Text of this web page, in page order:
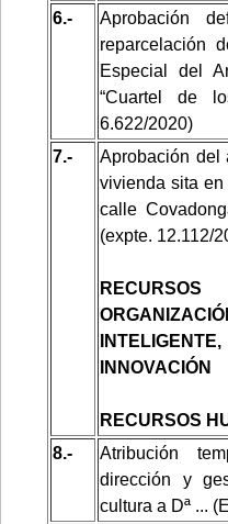
6.-
Aprobación
reparcelación
Especial del
“Cuartel de
6.622/2020)
7.-
Aprobación del
vivienda sita
calle
(expte. 12.112/
INNOVACIÓN
RECURSOS
8.-
Atribución
dirección y
cultura a Dª ...